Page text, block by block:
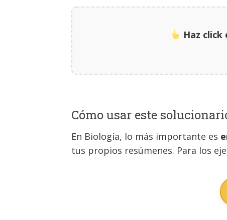
Haz click
Cómo usar este
En Biología, lo más importante es
tus propios resúmenes. Para los